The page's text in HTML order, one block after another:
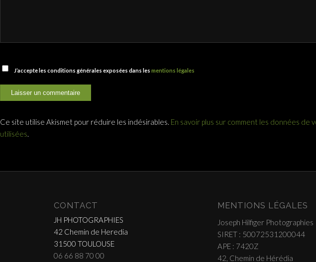
J’accepte les conditions générales exposées dans les mentions légales
Ce site utilise Akismet pour réduire les indésirables. En savoir plus sur comment les données de
utilisées.
CONTACT
JH PHOTOGRAPHIES
42 Chemin de Heredia
31500 TOULOUSE
06 66 88 70 00
MENTIONS LÉGALES
Joseph Hilfiger Photographies
SIRET : 50072531200044
APE : 7420Z
42, Chemin de Hérédia